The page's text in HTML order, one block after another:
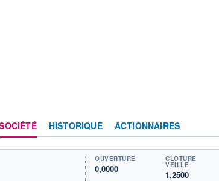
HISTORIQUE ACTIONNAIRES
OUVERTURE
0,0000
CLÔTURE
VEILLE
1,2500